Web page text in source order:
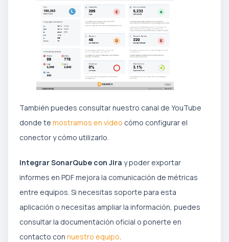
También puedes consultar nuestro canal de YouTube
donde te mostramos en vídeo cómo configurar el
conector y cómo utilizarlo.
Integrar SonarQube con Jira y poder exportar
informes en PDF mejora la comunicación de métricas
entre equipos. Si necesitas soporte para esta
aplicación o necesitas ampliar la información, puedes
consultar la documentación oficial o ponerte en
contacto con nuestro equipo